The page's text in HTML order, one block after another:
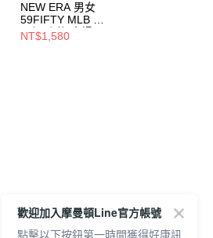
NEW ERA 男女
59FIFTY MLB 球
員帽 小熊 客場
NE70331934
NT$1,580
歡迎加入摩曼頓Line官方帳號
點擊以下按鈕第一時間獲得好康訊